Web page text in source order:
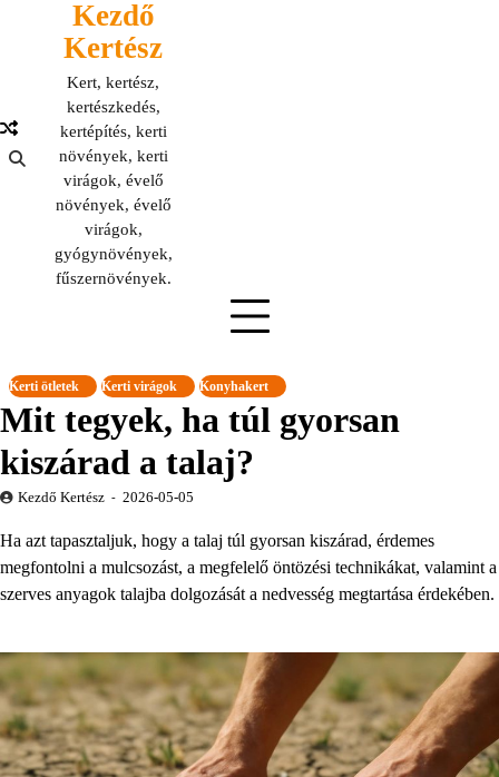
Kezdő
Kertész
Kert, kertész,
kertészkedés,
kertépítés, kerti
növények, kerti
virágok, évelő
növények, évelő
virágok,
gyógynövények,
fűszernövények.
Kerti ötletek Kerti virágok Konyhakert
Mit tegyek, ha túl gyorsan
kiszárad a talaj?
Kezdő Kertész 2026-05-05
Ha azt tapasztaljuk, hogy a talaj túl gyorsan kiszárad, érdemes
megfontolni a mulcsozást, a megfelelő öntözési technikákat, valamint a
szerves anyagok talajba dolgozását a nedvesség megtartása érdekében.